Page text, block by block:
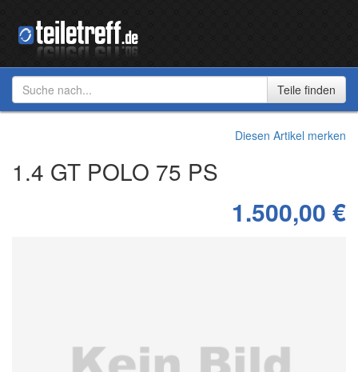
Diesen Artikel merken
1.4 GT POLO 75 PS
1.500,00 €